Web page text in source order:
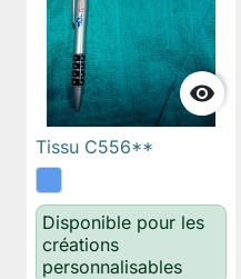

Tissu C556**
Disponible pour les
créations
personnalisables